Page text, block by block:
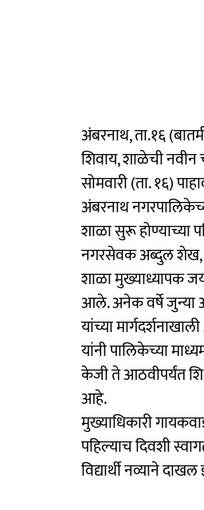
अंबरनाथ, ता.१६
शिवाय, शाळेची नवीन
सोमवारी (ता. १६)
अंबरनाथ
शाळा सुरू होण्याच्या
नगरसेवक अब्दुल शेख,
शाळा मुख्याध्यापक
आले. अनेक वर्षे जुन्या
यांच्या
यांनी पालिकेच्या
केजी ते आठवीपर्यंत
आहे.
मुख्याधिकारी
पहिल्याच दिवशी
विद्यार्थी नव्याने